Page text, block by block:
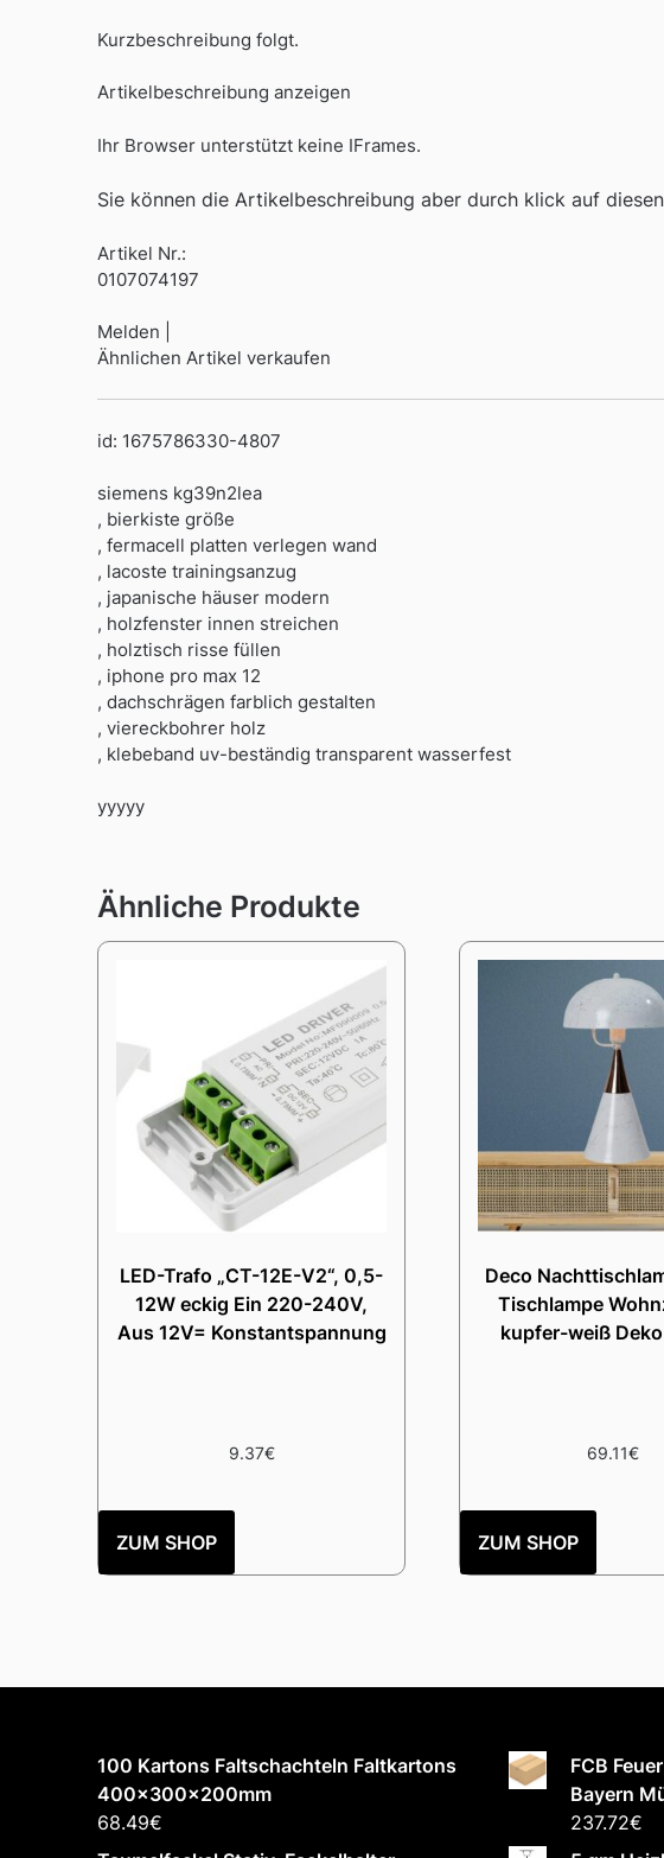
Kurzbeschreibung folgt.
Artikelbeschreibung anzeigen
Ihr Browser unterstützt keine IFrames.
Sie können die Artikelbeschreibung aber durch klick auf
Artikel Nr.:
0107074197
Melden |
Ähnlichen Artikel verkaufen
id: 1675786330-4807
siemens kg39n2lea
, bierkiste größe
, fermacell platten verlegen wand
, lacoste trainingsanzug
, japanische häuser modern
, holzfenster innen streichen
, holztisch risse füllen
, iphone pro max 12
, dachschrägen farblich gestalten
, viereckbohrer holz
, klebeband uv-beständig transparent wasserfest
yyyyy
Ähnliche Produkte
LED-Trafo „CT-12E-V2“, 0,5-
12W eckig Ein 220-240V,
Aus 12V= Konstantspannung
9.37€
ZUM SHOP
Deco
Tischlampe
kupfer-weiß
69.11€
ZUM SHOP
100 Kartons Faltschachteln Faltkartons
400x300x200mm
68.49€
FCB
Bayern
237.72€